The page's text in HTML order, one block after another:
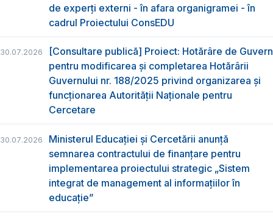
de experți externi - în afara organigramei - în
cadrul Proiectului ConsEDU
30.07.2026
[Consultare publică] Proiect: Hotărâre de Guvern
pentru modificarea și completarea Hotărârii
Guvernului nr. 188/2025 privind organizarea şi
funcţionarea Autorităţii Naţionale pentru
Cercetare
30.07.2026
Ministerul Educației și Cercetării anunță
semnarea contractului de finanțare pentru
implementarea proiectului strategic „Sistem
integrat de management al informațiilor în
educație”